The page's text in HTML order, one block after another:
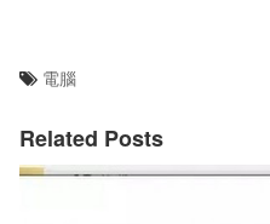
電腦
Related Posts